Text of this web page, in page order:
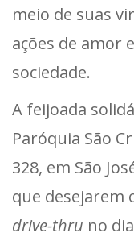
meio de suas
ações de amor
sociedade.
A feijoada
Paróquia São
328, em São
que desejarem
drive-thru no